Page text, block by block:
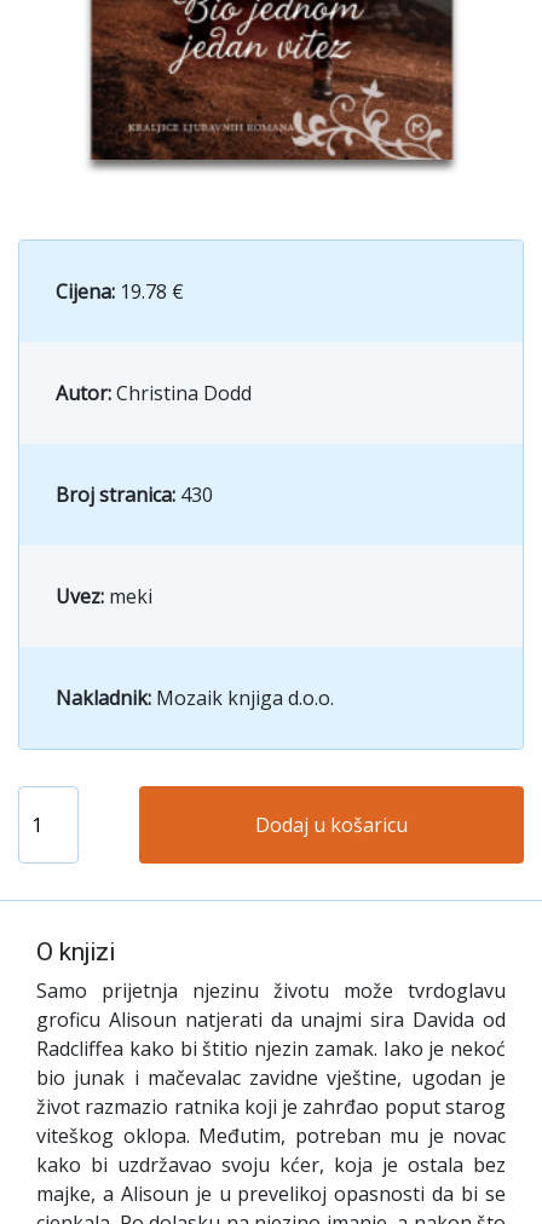
Cijena: 19.78 €
Autor:Christina Dodd
Broj stranica: 430
Uvez: meki
Nakladnik: Mozaik knjiga d.o.o.
Dodaj u košaricu
O knjizi
Samo prijetnja njezinu životu može tvrdoglavu
groficu Alisoun natjerati da unajmi sira Davida od
Radcliffea kako bi štitio njezin zamak. Iako je nekoć
bio junak i mačevalac zavidne vještine, ugodan je
život razmazio ratnika koji je zahrđao poput starog
viteškog oklopa. Međutim, potreban mu je novac
kako bi uzdržavao svoju kćer, koja je ostala bez
majke, a Alisoun je u prevelikoj opasnosti da bi se